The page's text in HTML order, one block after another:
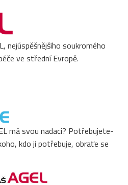
nejúspěšnějšího soukromého
ve střední Evropě.
má svou nadaci? Potřebujete-
kdo ji potřebuje, obraťe se